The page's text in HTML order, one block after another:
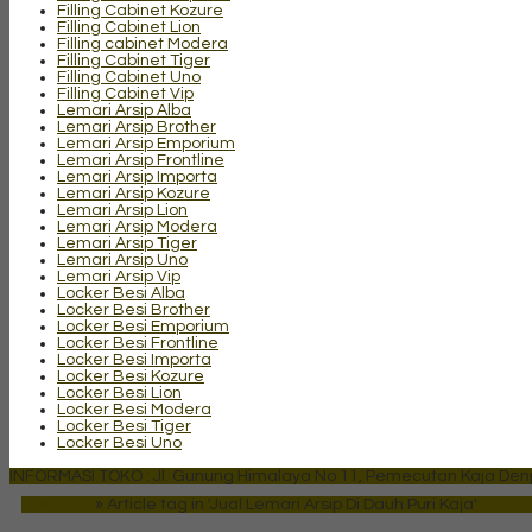
Filling Cabinet Kozure
Filling Cabinet Lion
Filling cabinet Modera
Filling Cabinet Tiger
Filling Cabinet Uno
Filling Cabinet Vip
Lemari Arsip Alba
Lemari Arsip Brother
Lemari Arsip Emporium
Lemari Arsip Frontline
Lemari Arsip Importa
Lemari Arsip Kozure
Lemari Arsip Lion
Lemari Arsip Modera
Lemari Arsip Tiger
Lemari Arsip Uno
Lemari Arsip Vip
Locker Besi Alba
Locker Besi Brother
Locker Besi Emporium
Locker Besi Frontline
Locker Besi Importa
Locker Besi Kozure
Locker Besi Lion
Locker Besi Modera
Locker Besi Tiger
Locker Besi Uno
INFORMASI TOKO : Jl. Gunung Himalaya No 11, Pemecutan Kaja
» Article tag in 'Jual Lemari Arsip Di Dauh Puri Kaja'